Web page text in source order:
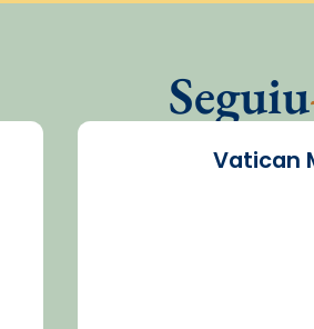
Seguiu
Vatican